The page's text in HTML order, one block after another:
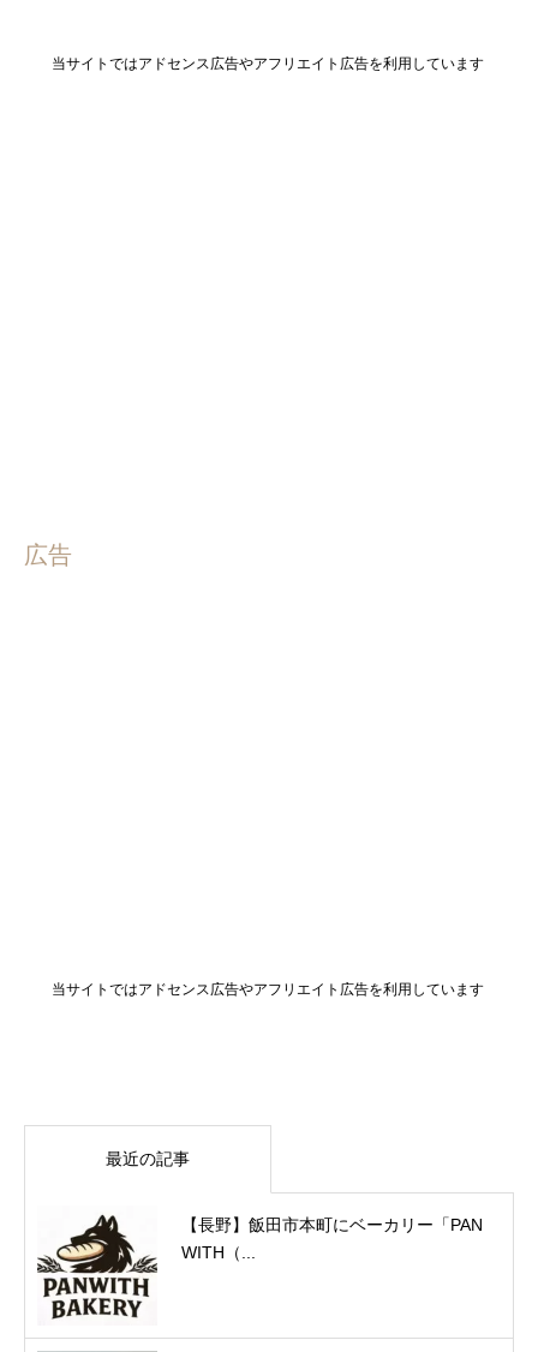
当サイトではアドセンス広告やアフリエイト広告を利用しています
広告
当サイトではアドセンス広告やアフリエイト広告を利用しています
最近の記事
【長野】飯田市本町にベーカリー「PAN
WITH（...